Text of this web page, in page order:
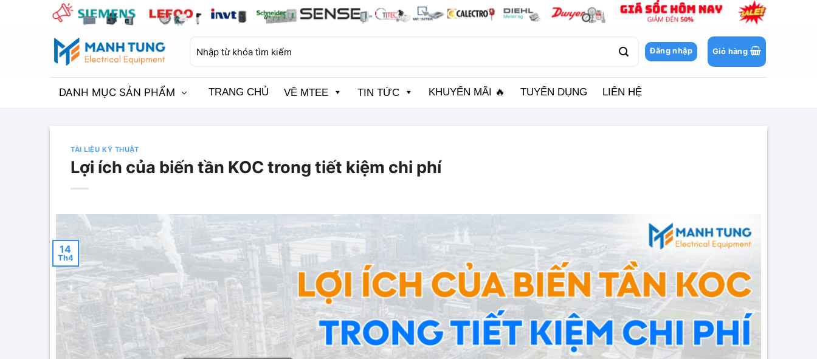
kiếm:
Đăng nhập Giỏ hàng
DANH MỤC SẢN PHẨM TRANG CHỦ VỀ MTEE TIN TỨC KHUYẾN MÃI 🔥 TUYỂN DỤNG LIÊN HỆ
TÀI LIỆU KỸ THUẬT
Lợi ích của biến tần KOC trong tiết kiệm chi phí
14
Th4